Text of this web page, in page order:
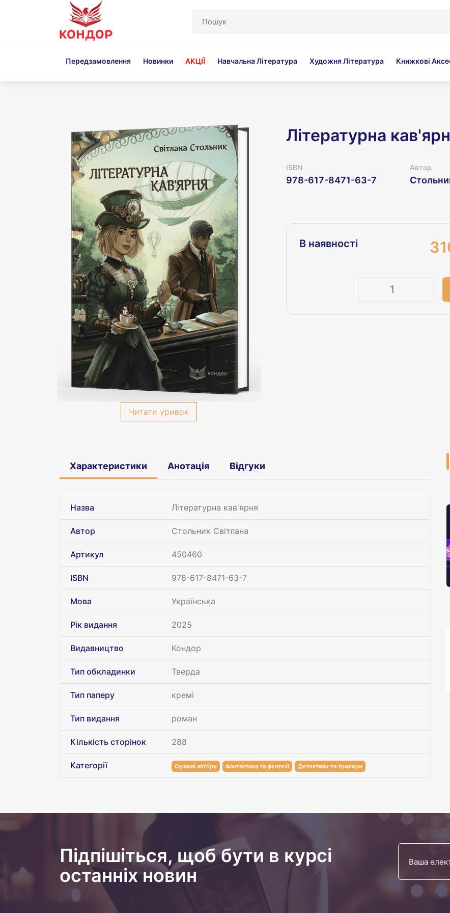
Передзамовлення Новинки АКЦІЇ Навчальна Література Художня Література Книжкові
Читати уривок
Літературна
ISBN
978-617-8471-63-7
Автор
В наявності
Кількість
Характеристики Анотація Відгуки
Назва Літературна кав'ярня
Автор Стольник Світлана
Артикул 450460
ISBN 978-617-8471-63-7
Мова Українська
Рік видання 2025
Видавництво Кондор
Тип обкладинки Тверда
Тип паперу кремі
Тип видання роман
Кількість сторінок 288
Категорії Сучасні автори Фантастика та фентезі Детективи та трилери
Підпішіться, щоб бути в курсі
останніх новин